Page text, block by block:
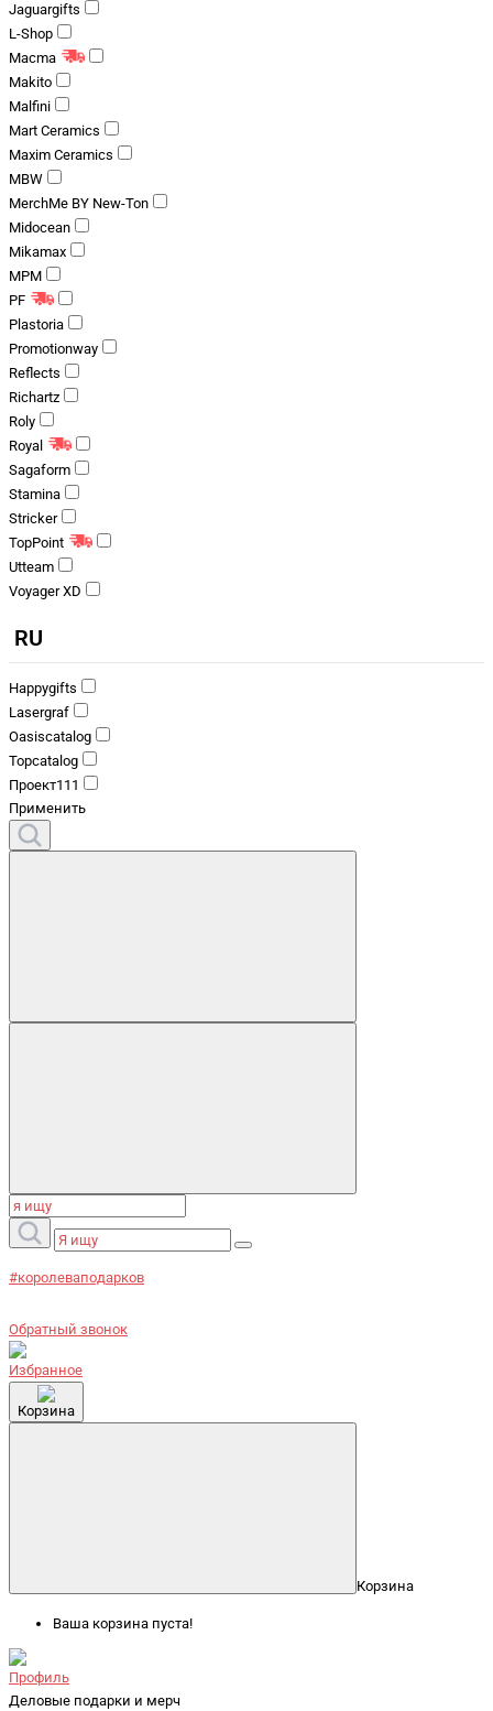
Jaguargifts
L-Shop
Macma
Makito
Malfini
Mart Ceramics
Maxim Ceramics
MBW
MerchMe BY New-Ton
Midocean
Mikamax
MPM
PF
Plastoria
Promotionway
Reflects
Richartz
Roly
Royal
Sagaform
Stamina
Stricker
TopPoint
Utteam
Voyager XD
RU
Happygifts
Lasergraf
Oasiscatalog
Topcatalog
Проект111
Применить
#королеваподарков
Обратный звонок
Избранное
Корзина
Корзина
Ваша корзина пуста!
Профиль
Деловые подарки и мерч